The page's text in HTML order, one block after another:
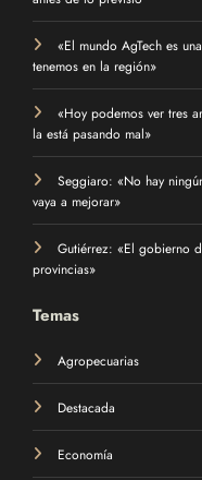
«El mundo AgTech es
tenemos en la región»
«Hoy podemos ver tres
la está pasando mal»
Seggiaro: «No hay
vaya a mejorar»
Gutiérrez: «El gobierno
provincias»
Temas
Agropecuarias
Destacada
Economía